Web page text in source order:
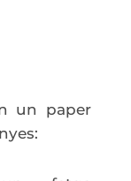
un paper